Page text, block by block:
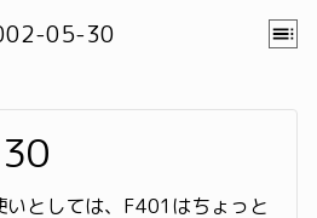
05-30
としては、F401はちょっと